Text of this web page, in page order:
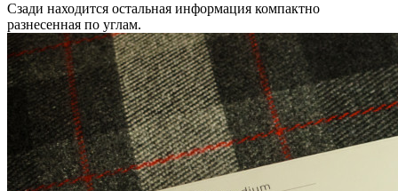
Сзади находится остальная информация компактно
разнесенная по углам.